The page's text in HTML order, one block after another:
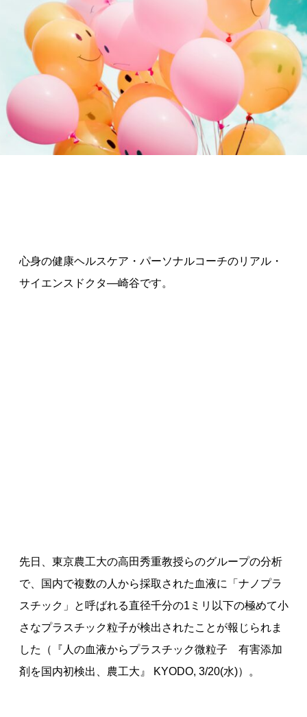
心身の健康ヘルスケア・パーソナルコーチのリアル・
サイエンスドクタ—崎谷です。
先日、東京農工大の高田秀重教授らのグループの分析
で、国内で複数の人から採取された血液に「ナノプラ
スチック」と呼ばれる直径千分の1ミリ以下の極めて小
さなプラスチック粒子が検出されたことが報じられま
した（『人の血液からプラスチック微粒子 有害添加
剤を国内初検出、農工大』 KYODO, 3/20(水)）。